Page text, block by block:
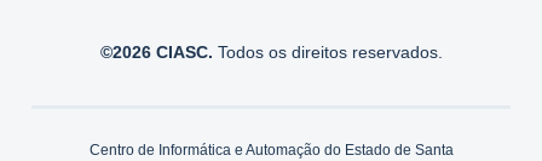
©2026 CIASC. Todos os direitos reservados.
Centro de Informática e Automação do Estado de Santa